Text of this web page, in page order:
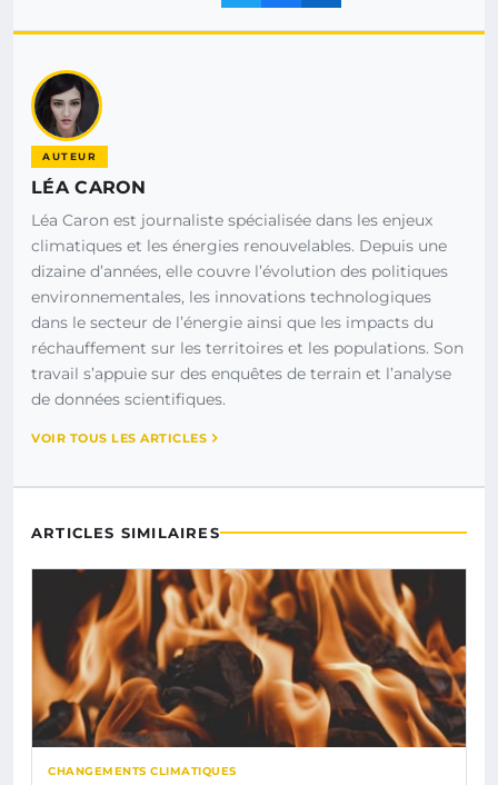
AUTEUR
LÉA CARON
Léa Caron est journaliste spécialisée dans les enjeux
climatiques et les énergies renouvelables. Depuis une
dizaine d’années, elle couvre l’évolution des politiques
environnementales, les innovations technologiques
dans le secteur de l’énergie ainsi que les impacts du
réchauffement sur les territoires et les populations. Son
travail s’appuie sur des enquêtes de terrain et l’analyse
de données scientifiques.
VOIR TOUS LES ARTICLES
ARTICLES SIMILAIRES
CHANGEMENTS CLIMATIQUES